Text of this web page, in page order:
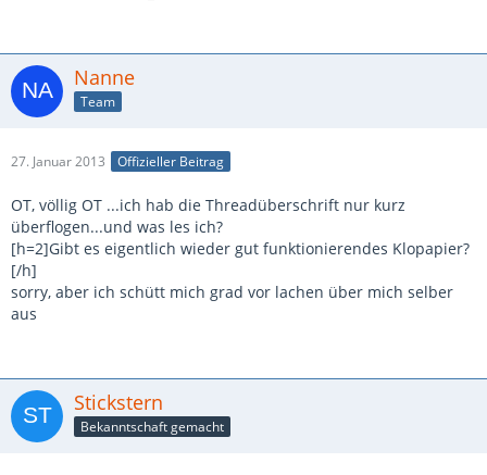
Nanne
Team
27. Januar 2013 Offizieller Beitrag
OT, völlig OT ...ich hab die Threadüberschrift nur kurz
überflogen...und was les ich?
[h=2]Gibt es eigentlich wieder gut funktionierendes Klopapier?
[/h]
sorry, aber ich schütt mich grad vor lachen über mich selber
aus
Stickstern
Bekanntschaft gemacht